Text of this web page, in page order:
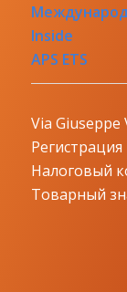
Inside
APS ETS
Via
Налоговый
Товарный